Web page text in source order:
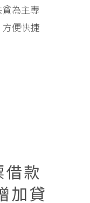
為主專
便快捷
借款
加貸